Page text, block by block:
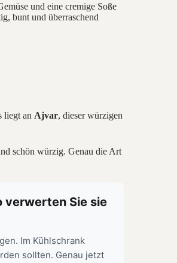
und eine cremige Soße
bunt und überraschend
liegt an Ajvar, dieser würzigen
schön würzig. Genau die Art
verwerten Sie sie
Im Kühlschrank
sollten. Genau jetzt